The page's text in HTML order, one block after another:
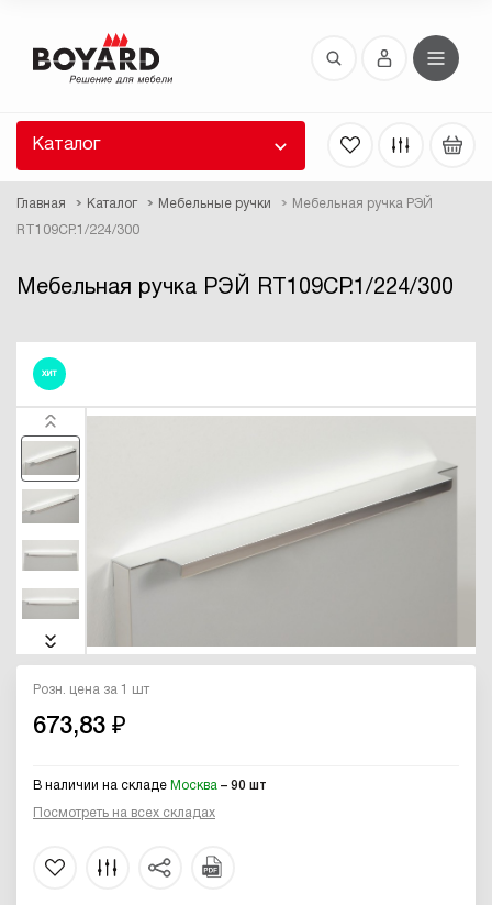
Каталог
Главная Каталог Мебельные ручки Мебельная ручка РЭЙ
RT109CP.1/224/300
Мебельная ручка РЭЙ RT109CP.1/224/300
ХИТ
Розн. цена за 1 шт
673,83 ₽
В наличии на складе Москва – 90 шт
Посмотреть на всех складах
Восстановление пароля
высланы вам по E-Mail.
ссылку для восстановления